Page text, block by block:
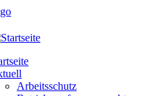
Arbeitsschutz